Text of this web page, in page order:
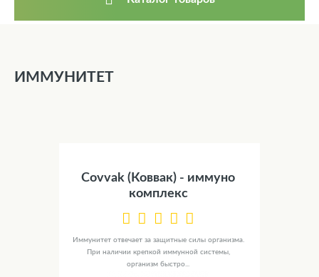
ИММУНИТЕТ
Covvak (Коввак) - иммуно
комплекс
Иммунитет отвечает за защитные силы организма.
При наличии крепкой иммунной системы,
организм быстро...